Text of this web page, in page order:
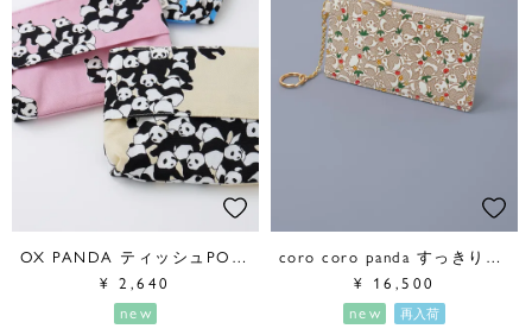
OX PANDA ティッシュPOUCH
¥ 2,640
new
coro coro panda すっきりカードケース
¥ 16,500
new
再入荷